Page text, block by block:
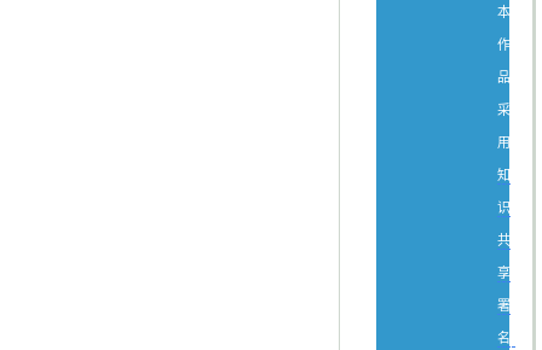
本
作
品
采
用
知
识
共
享
署
名-